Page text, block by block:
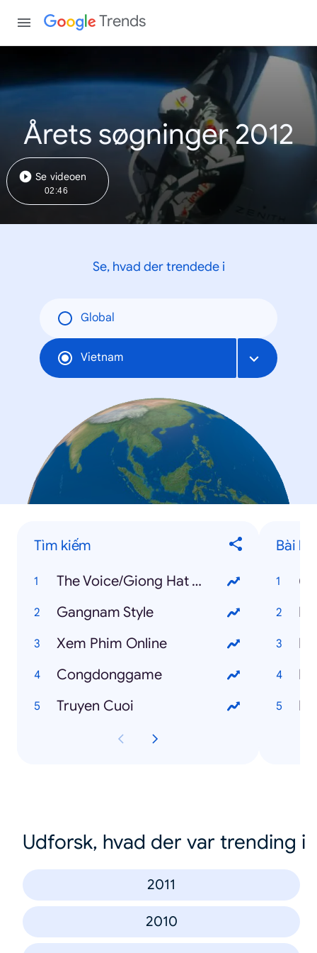
Trends
Årets søgninger 2012
Se videoen
02:46
Se, hvad der trendede i
Global
Vietnam
Tìm kiếm
The Voice/Giong Hat Viet
Gangnam Style
Xem Phim Online
Congdonggame
Truyen Cuoi
Bài
I
Udforsk, hvad der var trending i
2011
2010